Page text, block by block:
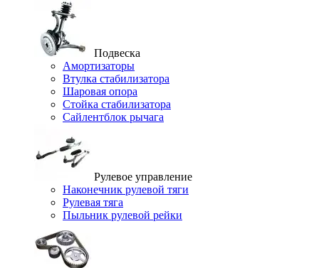
Подвеска
Амортизаторы
Втулка стабилизатора
Шаровая опора
Стойка стабилизатора
Сайлентблок рычага
Рулевое управление
Наконечник рулевой тяги
Рулевая тяга
Пыльник рулевой рейки